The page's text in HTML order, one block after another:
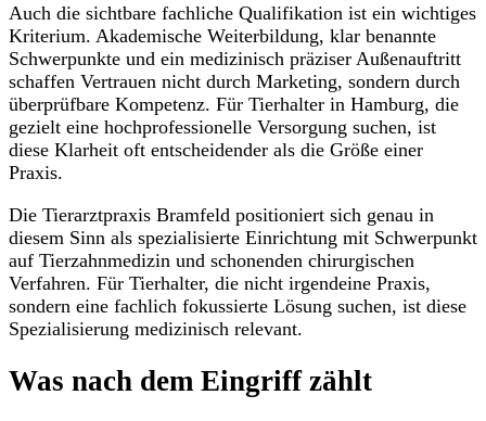
Auch die sichtbare fachliche Qualifikation ist ein wichtiges
Kriterium. Akademische Weiterbildung, klar benannte
Schwerpunkte und ein medizinisch präziser Außenauftritt
schaffen Vertrauen nicht durch Marketing, sondern durch
überprüfbare Kompetenz. Für Tierhalter in Hamburg, die
gezielt eine hochprofessionelle Versorgung suchen, ist
diese Klarheit oft entscheidender als die Größe einer
Praxis.
Die Tierarztpraxis Bramfeld positioniert sich genau in
diesem Sinn als spezialisierte Einrichtung mit Schwerpunkt
auf Tierzahnmedizin und schonenden chirurgischen
Verfahren. Für Tierhalter, die nicht irgendeine Praxis,
sondern eine fachlich fokussierte Lösung suchen, ist diese
Spezialisierung medizinisch relevant.
Was nach dem Eingriff zählt